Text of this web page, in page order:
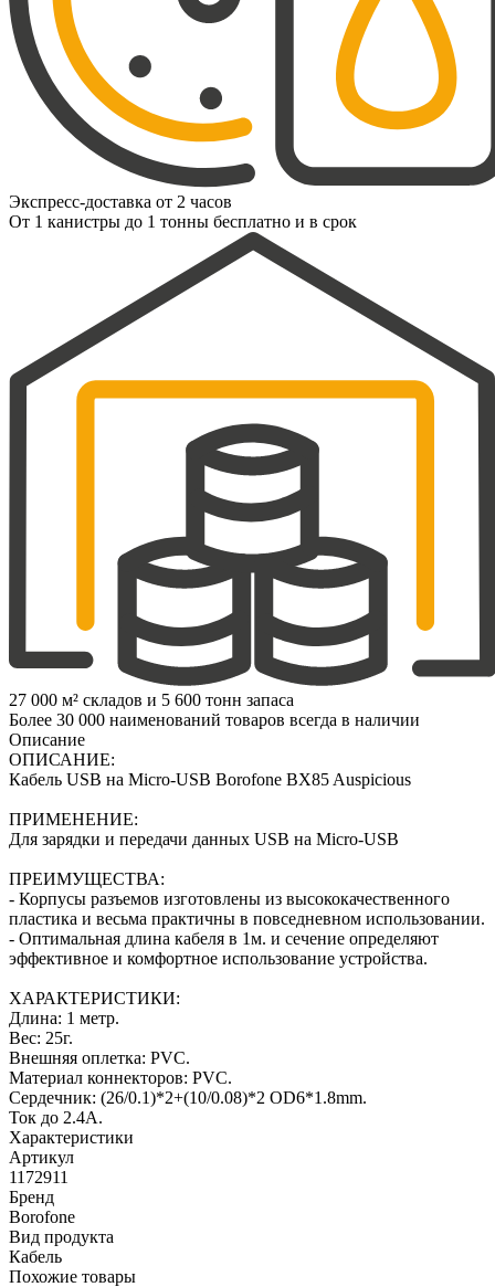
Экспресс-доставка от 2 часов
От 1 канистры до 1 тонны бесплатно и в срок
27 000 м² складов и 5 600 тонн запаса
Более 30 000 наименований товаров всегда в наличии
Описание
ОПИСАНИЕ:
Кабель USB на Micro-USB Borofone BX85 Auspicious
ПРИМЕНЕНИЕ:
Для зарядки и передачи данных USB на Micro-USB
ПРЕИМУЩЕСТВА:
- Корпусы разъемов изготовлены из высококачественного
пластика и весьма практичны в повседневном использовании.
- Оптимальная длина кабеля в 1м. и сечение определяют
эффективное и комфортное использование устройства.
ХАРАКТЕРИСТИКИ:
Длина: 1 метр.
Вес: 25г.
Внешняя оплетка: PVC.
Материал коннекторов: PVC.
Сердечник: (26/0.1)*2+(10/0.08)*2 OD6*1.8mm.
Ток до 2.4A.
Характеристики
Артикул
1172911
Бренд
Borofone
Вид продукта
Кабель
Похожие товары